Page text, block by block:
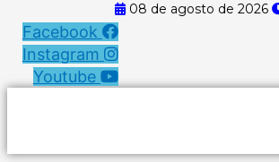
08 de agosto de 2026
Facebook
Instagram
Youtube